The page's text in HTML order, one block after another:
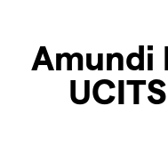
Amundi